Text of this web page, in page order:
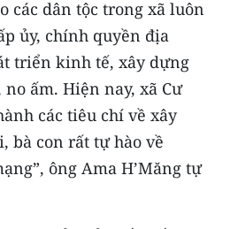
các dân tộc trong xã luôn
ủy, chính quyền địa
triển kinh tế, xây dựng
ấm. Hiện nay, xã Cư
các tiêu chí về xây
bà con rất tự hào về
ông Ama H’Măng tự